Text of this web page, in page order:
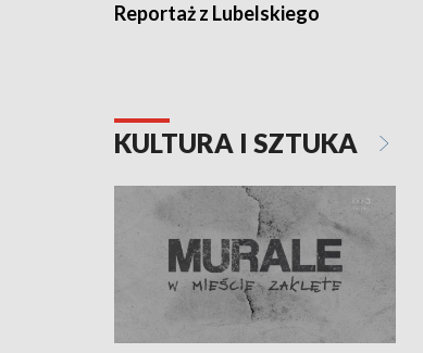
Reportaż z Lubelskiego
KULTURA I SZTUKA